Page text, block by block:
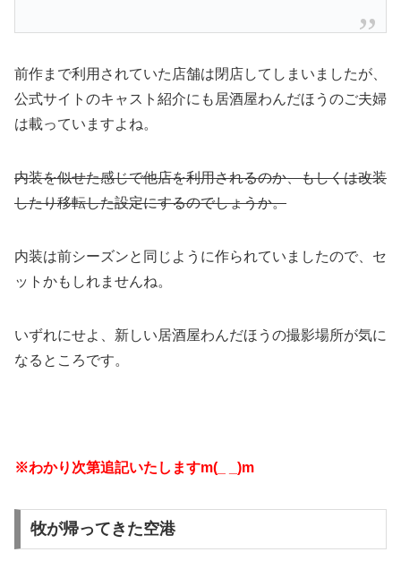
前作まで利用されていた店舗は閉店してしまいましたが、
公式サイトのキャスト紹介にも居酒屋わんだほうのご夫婦
は載っていますよね。
内装を似せた感じで他店を利用されるのか、もしくは改装
したり移転した設定にするのでしょうか。
内装は前シーズンと同じように作られていましたので、セ
ットかもしれませんね。
いずれにせよ、新しい居酒屋わんだほうの撮影場所が気に
なるところです。
※わかり次第追記いたしますm(_ _)m
牧が帰ってきた空港